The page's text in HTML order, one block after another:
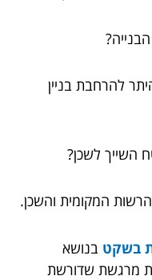
להרחבת בניין
המקומית והשכן.
בשקט בנושא
מרגשת שדורשת